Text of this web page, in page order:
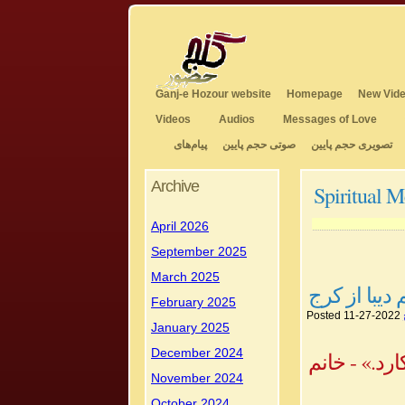
Ganj-e Hozour website Homepage New
Videos
Audios Messages of Love
تصویری حجم پایین صوتی حجم پایین
پیام‌های
Archive
April 2026
September 2025
March 2025
February 2025
January 2025
December 2024
November 2024
Spiritual
از کرج
Posted 11-27-2022
- خانم